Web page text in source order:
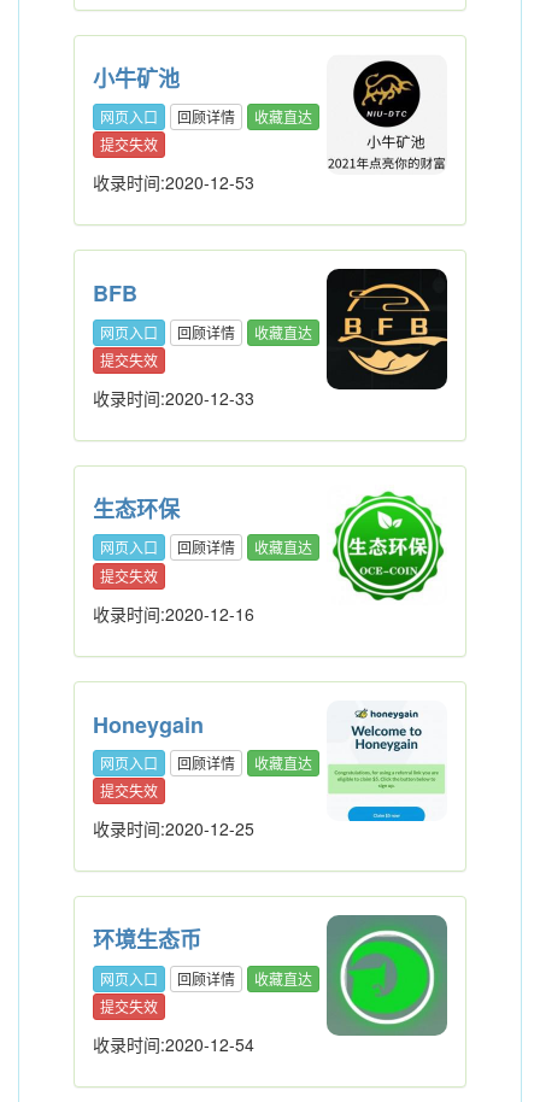
小牛矿池
网页入口 回顾详情
收藏直达
提交失效
收录时间:2020-12-53
BFB
网页入口 回顾详情
收藏直达
提交失效
收录时间:2020-12-33
生态环保
网页入口 回顾详情
收藏直达
提交失效
收录时间:2020-12-16
Honeygain
网页入口 回顾详情
收藏直达
提交失效
收录时间:2020-12-25
环境生态币
网页入口 回顾详情
收藏直达
提交失效
收录时间:2020-12-54